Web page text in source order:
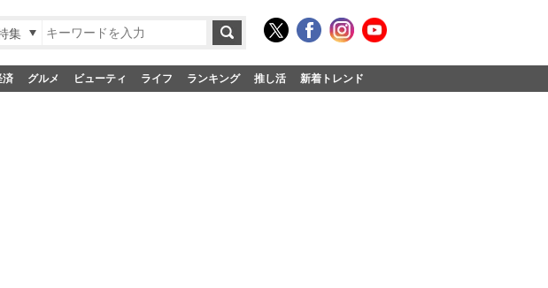
集
済 グルメ ビューティ ライフ ランキング 推し活 新着トレンド